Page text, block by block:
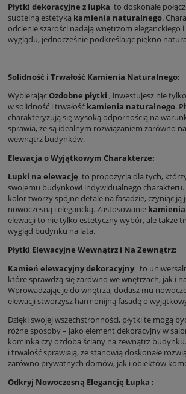
Płytki dekoracyjne z łupka to doskonałe
subtelną estetyką kamienia naturalnego.
odcienie szarości nadają wnętrzom eleganckiego
wyglądu, jednocześnie podkreślając piękno
Solidność i Trwałość Kamienia Naturalnego:
WybierającOzdobne płytki , inwestujesz nie
w solidność i trwałość kamienia naturalnego.
charakteryzują się wysoką odpornością na
sprawia, że są idealnym rozwiązaniem zarówno
wewnątrz budynków.
Elewacja o Wyjątkowym Charakterze:
Łupki na elewację to propozycja dla tych,
swojemu budynkowi indywidualnego charakteru.
kolor tworzy spójne detale na fasadzie, czyniąc ją
nowoczesną i elegancką. Zastosowanie
elewacji to nie tylko estetyczny wybór, ale także
wygląd budynku na lata.
Płytki Elewacyjne Wewnątrz i Na Zewnątrz:
Kamień elewacyjny dekoracyjny to
które sprawdzą się zarówno we wnętrzach, jak i
Wprowadzając je do wnętrza, dodasz mu
elewacji stworzysz harmonijną fasadę o
Dzięki swojej wszechstronności, płytki te mogą
różne sposoby – jako element dekoracyjny w
kominka czy ozdoba ściany na zewnątrz
i trwałość sprawiają, że stanowią doskonałe
zarówno prywatnych domów, jak i obiektów
Odkryj Nowoczesną Elegancję Łupka :